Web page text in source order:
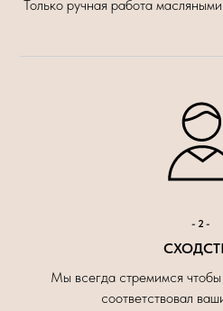
Только ручная работа
-2-
Мы всегда стремимся
соответствовал